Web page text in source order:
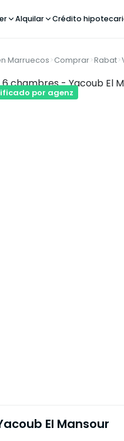
Alquilar Crédito
Marruecos Comprar Rabat
por agenz
El Mansour